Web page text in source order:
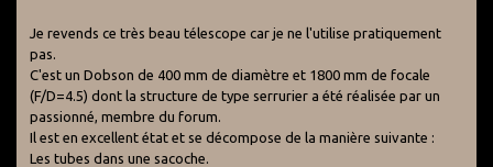
Je revends ce très beau télescope car je ne l'utilise pratiquement
pas.
C'est un Dobson de 400 mm de diamètre et 1800 mm de focale
(F/D=4.5) dont la structure de type serrurier a été réalisée par un
passionné, membre du forum.
Il est en excellent état et se décompose de la manière suivante :
Les tubes dans une sacoche.